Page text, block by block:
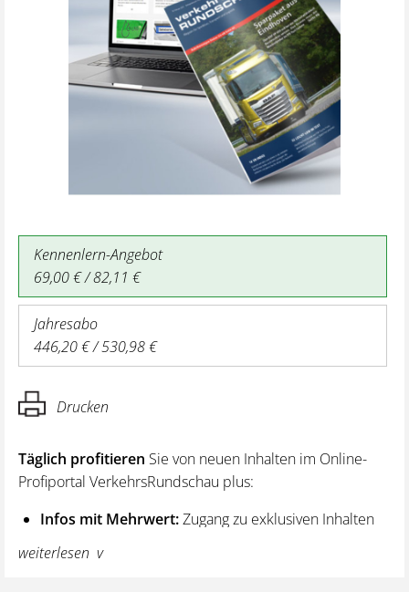
Kennenlern-Angebot
69,00 € / 82,11 €
Jahresabo
446,20 € / 530,98 €
Drucken
Täglich profitieren Sie von neuen Inhalten im Online-
Profiportal VerkehrsRundschau plus:
Infos mit Mehrwert:Zugang zu exklusiven Inhalten
und Hintergrundwissen – von aktuellen Regelungen
wie z. B. bei den Lenk- und Ruhezeiten,
weiterlesen